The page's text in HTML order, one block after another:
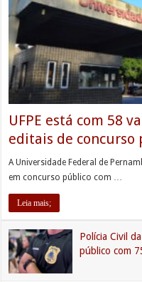
UFPE está com 58
editais de
A Universidade Federal de
em concurso público com …
Leia mais;
Polícia Civil
público com